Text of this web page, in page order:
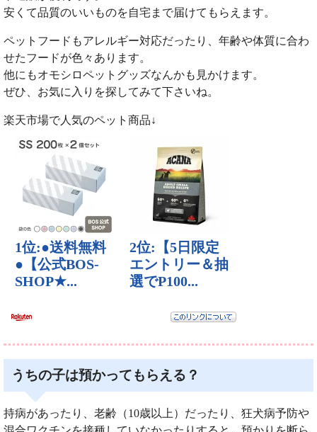
安くて品質のいいものを自宅まで届けてもらえます。
ペットフードもアレルギー対応だったり、年齢や体質に合わ
せたフードが色々あります。
他にもオモシロペットグッズなんかも見かけます。
ぜひ、お気に入りを探してみて下さいね。
楽天市場で人気のペット商品↓
うちの子は預かってもらえる？
持病があったり、老齢（10歳以上）だったり、狂犬病予防や